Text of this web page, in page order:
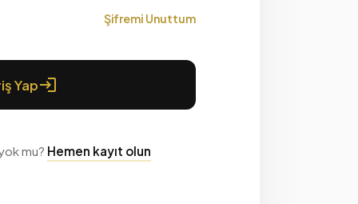
Şifremi Unuttum
Yaplogin
mu? Hemen kayıt olun